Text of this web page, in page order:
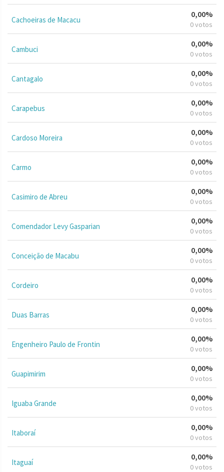
Cachoeiras de Macacu
0,00%
0 votos
Cambuci
0,00%
0 votos
Cantagalo
0,00%
0 votos
Carapebus
0,00%
0 votos
Cardoso Moreira
0,00%
0 votos
Carmo
0,00%
0 votos
Casimiro de Abreu
0,00%
0 votos
Comendador Levy Gasparian
0,00%
0 votos
Conceição de Macabu
0,00%
0 votos
Cordeiro
0,00%
0 votos
Duas Barras
0,00%
0 votos
Engenheiro Paulo de Frontin
0,00%
0 votos
Guapimirim
0,00%
0 votos
Iguaba Grande
0,00%
0 votos
Itaboraí
0,00%
0 votos
Itaguaí
0,00%
0 votos